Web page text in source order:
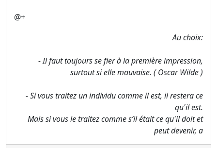
@+
Au choix:
- Il faut toujours se fier à la première impression,
surtout si elle mauvaise. ( Oscar Wilde )
- Si vous traitez un individu comme il est, il restera ce
qu'il est.
Mais si vous le traitez comme s’il était ce qu'il doit et
peut devenir, a